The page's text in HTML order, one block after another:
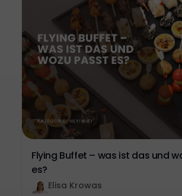
Flying Buffet – was ist das und
es?
Elisa Krowas